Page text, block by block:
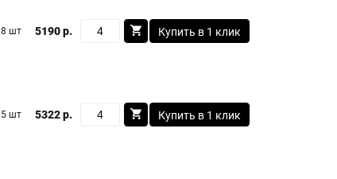
8 шт 5190 р. Купить в 1 клик
5 шт 5322 р. Купить в 1 клик